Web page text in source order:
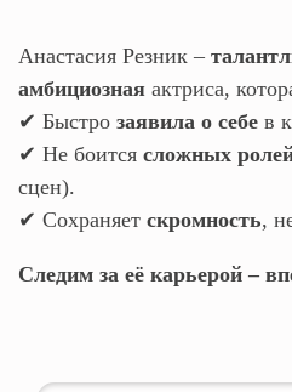
Анастасия Резник –
амбициозная актриса,
✔ Быстро заявила о себе в
✔ Не боится сложных
сцен).
✔ Сохраняет скромность,
Следим за её карьерой –